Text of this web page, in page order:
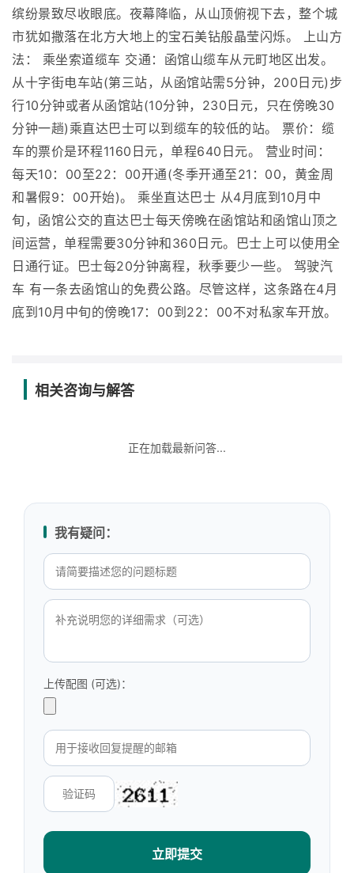
缤纷景致尽收眼底。夜幕降临，从山顶俯视下去，整个城
市犹如撒落在北方大地上的宝石美钻般晶莹闪烁。 上山方
法： 乘坐索道缆车 交通：函馆山缆车从元町地区出发。
从十字街电车站(第三站，从函馆站需5分钟，200日元)步
行10分钟或者从函馆站(10分钟，230日元，只在傍晚30
分钟一趟)乘直达巴士可以到缆车的较低的站。 票价：缆
车的票价是环程1160日元，单程640日元。 营业时间：
每天10：00至22：00开通(冬季开通至21：00，黄金周
和暑假9：00开始)。 乘坐直达巴士 从4月底到10月中
旬，函馆公交的直达巴士每天傍晚在函馆站和函馆山顶之
间运营，单程需要30分钟和360日元。巴士上可以使用全
日通行证。巴士每20分钟离程，秋季要少一些。 驾驶汽
车 有一条去函馆山的免费公路。尽管这样，这条路在4月
底到10月中旬的傍晚17：00到22：00不对私家车开放。
相关咨询与解答
正在加载最新问答...
我有疑问：
上传配图 (可选)：
立即提交